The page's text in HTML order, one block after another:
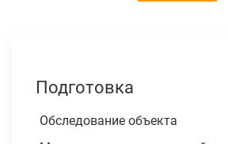
Подготовка
Обследование объекта